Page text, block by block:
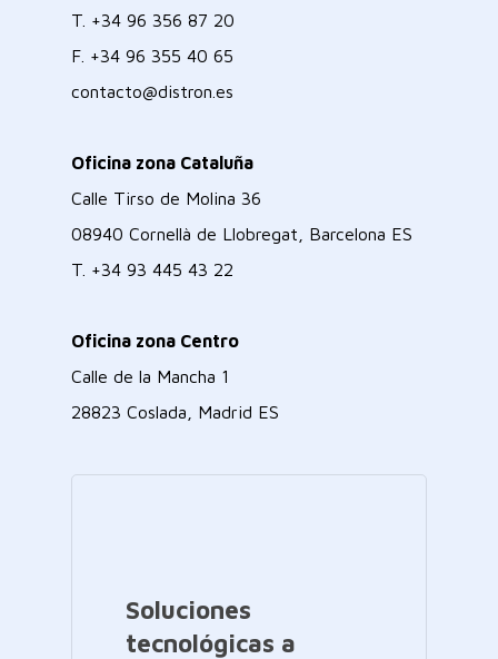
T. +34 96 356 87 20
F. +34 96 355 40 65
contacto@distron.es
Oficina zona Cataluña
Calle Tirso de Molina 36
08940 Cornellà de Llobregat, Barcelona ES
T. +34 93 445 43 22
Oficina zona Centro
Calle de la Mancha 1
28823 Coslada, Madrid ES
Soluciones
tecnológicas a